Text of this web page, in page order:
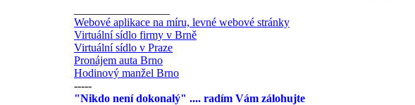
Webové aplikace na míru, levné webové stránky
Virtuální sídlo firmy v Brně
Virtuální sídlo v Praze
Pronájem auta Brno
Hodinový manžel Brno
-----
"Nikdo není dokonalý" .... radím Vám zálohujte